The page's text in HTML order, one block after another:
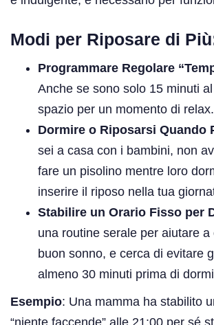
Modi per Riposare di
Programmare Regolare
Anche se sono solo 15 minuti
spazio per un momento di relax.
Dormire o Riposarsi Quando
sei a casa con i bambini, non
fare un pisolino mentre loro
inserire il riposo nella tua
Stabilire un Orario Fisso per
una routine serale per aiutare a
buon sonno, e cerca di evitare
almeno 30 minuti prima di
Esempio: Una mamma ha stabilito